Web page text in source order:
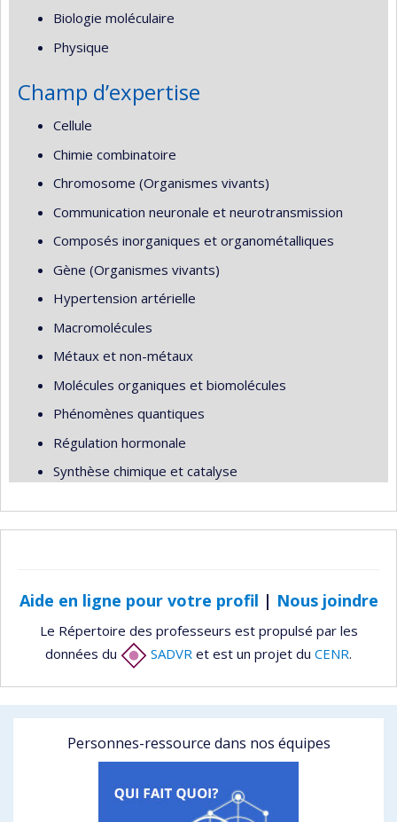
Biologie moléculaire
Physique
Champ d’expertise
Cellule
Chimie combinatoire
Chromosome (Organismes vivants)
Communication neuronale et neurotransmission
Composés inorganiques et organométalliques
Gène (Organismes vivants)
Hypertension artérielle
Macromolécules
Métaux et non-métaux
Molécules organiques et biomolécules
Phénomènes quantiques
Régulation hormonale
Synthèse chimique et catalyse
Aide en ligne pour votre profil | Nous joindre
Le Répertoire des professeurs est propulsé par les
données du
SADVR et est un projet du CENR.
Personnes-ressource dans nos équipes